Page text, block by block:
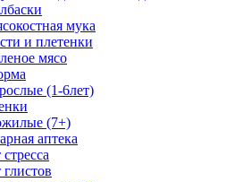
мука
и плетенки
мясо
(1-6лет)
(7+)
аптека